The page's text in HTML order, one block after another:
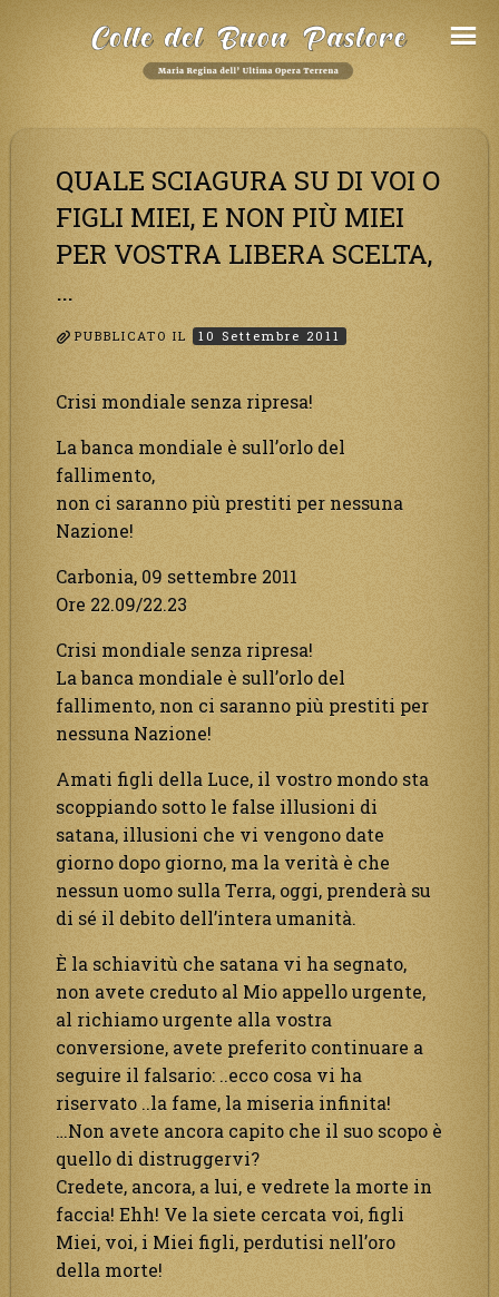
QUALE SCIAGURA SU DI VOI O
FIGLI MIEI, E NON PIÙ MIEI
PER VOSTRA LIBERA SCELTA,
…
PUBBLICATO IL 10 Settembre 2011
Crisi mondiale senza ripresa!
La banca mondiale è sull’orlo del
fallimento,
non ci saranno più prestiti per nessuna
Nazione!
Carbonia, 09 settembre 2011
Ore 22.09/22.23
Crisi mondiale senza ripresa!
La banca mondiale è sull’orlo del
fallimento, non ci saranno più prestiti per
nessuna Nazione!
Amati figli della Luce, il vostro mondo sta
scoppiando sotto le false illusioni di
satana, illusioni che vi vengono date
giorno dopo giorno, ma la verità è che
nessun uomo sulla Terra, oggi, prenderà su
di sé il debito dell’intera umanità.
È la schiavitù che satana vi ha segnato,
non avete creduto al Mio appello urgente,
al richiamo urgente alla vostra
conversione, avete preferito continuare a
seguire il falsario: ..ecco cosa vi ha
riservato ..la fame, la miseria infinita!
…Non avete ancora capito che il suo scopo è
quello di distruggervi?
Credete, ancora, a lui, e vedrete la morte in
faccia! Ehh! Ve la siete cercata voi, figli
Miei, voi, i Miei figli, perdutisi nell’oro
della morte!